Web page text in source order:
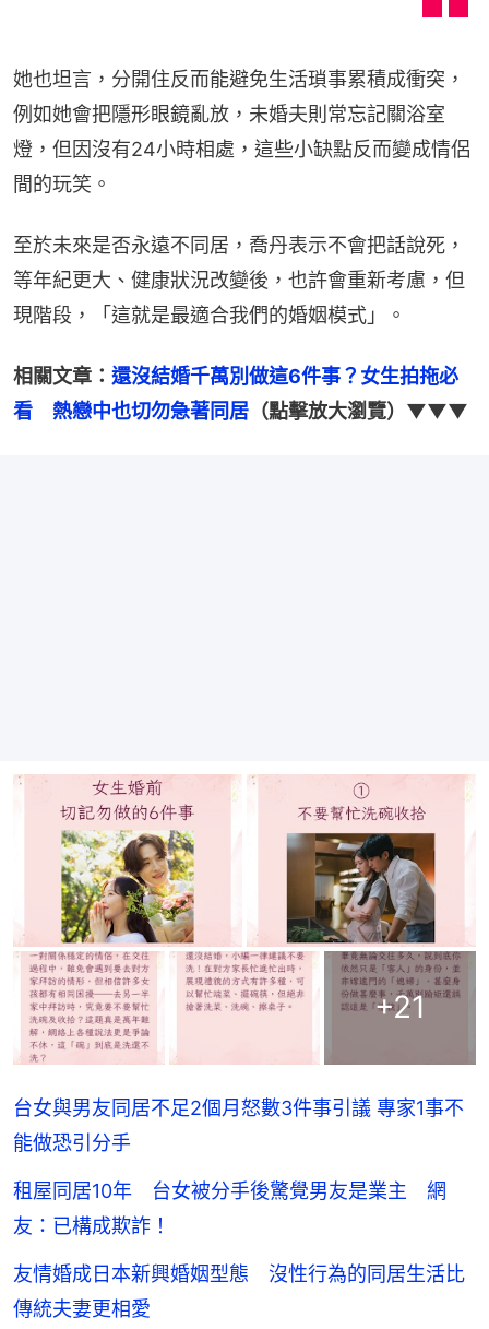
她也坦言，分開住反而能避免生活瑣事累積成衝突，
例如她會把隱形眼鏡亂放，未婚夫則常忘記關浴室
燈，但因沒有24小時相處，這些小缺點反而變成情侶
間的玩笑。
至於未來是否永遠不同居，喬丹表示不會把話說死，
等年紀更大、健康狀況改變後，也許會重新考慮，但
現階段，「這就是最適合我們的婚姻模式」。
相關文章： 還沒結婚千萬別做這6件事？女生拍拖必
看　熱戀中也切勿急著同居 （點擊放大瀏覽）▼▼▼
+21
台女與男友同居不足2個月怒數3件事引議 專家1事不
能做恐引分手
租屋同居10年 台女被分手後驚覺男友是業主 網
友：已構成欺詐！
友情婚成日本新興婚姻型態 沒性行為的同居生活比
傳統夫妻更相愛